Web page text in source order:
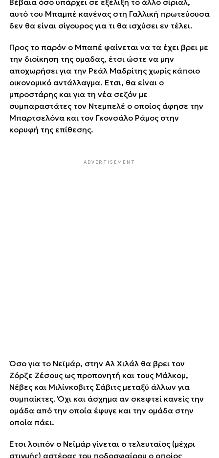
αυτό του Μπαμπέ κανένας στη Γαλλική πρωτεύουσα
δεν θα είναι σίγουρος για τι θα ισχύσει εν τέλει.
Προς το παρόν ο Μπαπέ φαίνεται να τα έχει βρει με
την διοίκηση της ομαδας, έτσι ώστε να μην
αποχωρήσει για την Ρεάλ Μαδρίτης χωρίς κάποιο
οικονομικό αντάλλαγμα. Ετσι, θα είναι ο
μπροστάρης και για τη νέα σεζόν με
συμπαραστάτες τον Ντεμπελέ ο οποίος άφησε την
Μπαρτσελόνα και τον Γκονσάλο Ράμος στην
κορυφή της επίθεσης.
ADVERTISEMENT
Όσο για το Νεϊμάρ, στην Αλ Χιλάλ θα βρει τον
Ζόρζε Ζέσους ως προπονητή και τους Μάλκομ,
Νέβες και Μιλίνκοβιτς Σάβιτς μεταξύ άλλων για
συμπαίκτες. Όχι και άσχημα αν σκεφτεί κανείς την
ομάδα από την οποία έφυγε και την ομάδα στην
οποία πάει.
Έτσι λοιπόν ο Νεϊμάρ γίνεται ο τελευταίος (μέχρι
στιγμής) αστέρας του ποδοσφαίρου ο οποίος